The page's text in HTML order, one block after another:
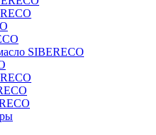
SIBERECO